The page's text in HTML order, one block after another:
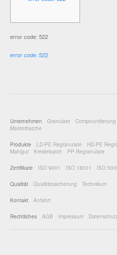
error code: 522
error code: 522
Unternehmen Granulate Compoundierung
Masterbatche
Produkte LD-PE Regranulate HD-PE
Mahlgut
Kreidebatch PP Regranulate
Zertifikate ISO 9001 ISO 18001 ISO
Qualität Qualitätssicherung Technikum
Kontakt Anfahrt
Rechtliches AGB Impressum